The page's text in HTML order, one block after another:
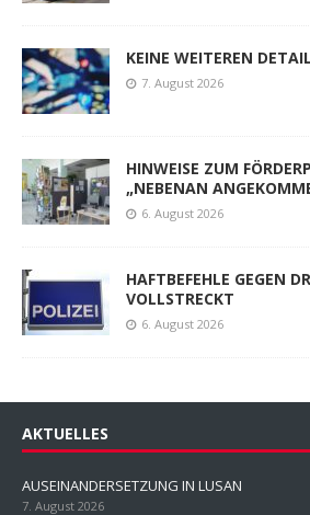
KEINE WEITEREN
7. August 2026
HINWEISE ZUM
„NEBENAN
6. August 2026
HAFTBEFEHLE GEGEN
VOLLSTRECKT
6. August 2026
AKTUELLES
AUSEINANDERSETZUNG IN LUSAN
7. August 2026